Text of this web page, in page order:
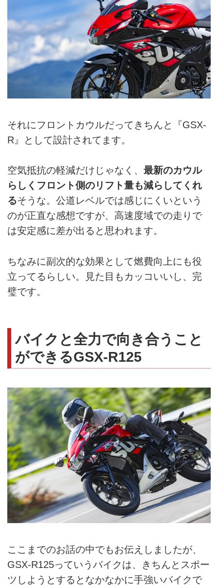
それにフロントカウルだってきちんと『GSX-
R』として設計されてます。
空気抵抗の軽減だけじゃなく、 最新のカウル
らしくフロント側のリフト量も減らしてくれ
るそうな。公道レベルでは感じにくいという
のが正直な感想ですが、高速度域での走りで
は安定感に差が出ると思われます。
ちなみに副次的な効果として燃費向上にも役
立ってるらしい。見た目もカッコいいし、完
璧です。
バイクと全力で向き合うこと
ができるGSX-R125
ここまでのお話の中でもお伝えしましたが、
GSX-R125っていうバイクは、きちんとスポー
ツしようとするとなかなかに手強いバイクで